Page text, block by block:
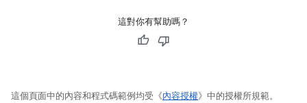
這對你有幫助嗎？
這個頁面中的內容和程式碼範例均受《內容授權》中的授權所規範。